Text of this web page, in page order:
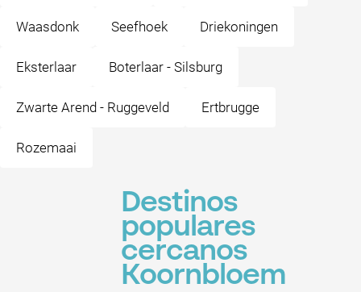
Waasdonk Seefhoek Driekoningen
Eksterlaar Boterlaar - Silsburg
Zwarte Arend - Ruggeveld Ertbrugge
Rozemaai
Destinos
populares
cercanos
Koornbloem